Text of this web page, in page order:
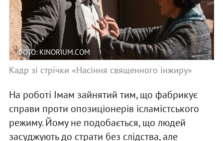
ФОТО: KINORIUM.COM
Кадр зі стрічки «Насіння священного інжиру»
На роботі Імам зайнятий тим, що фабрикує
справи проти опозиціонерів ісламістського
режиму. Йому не подобається, що людей
засуджують до страти без слідства, але